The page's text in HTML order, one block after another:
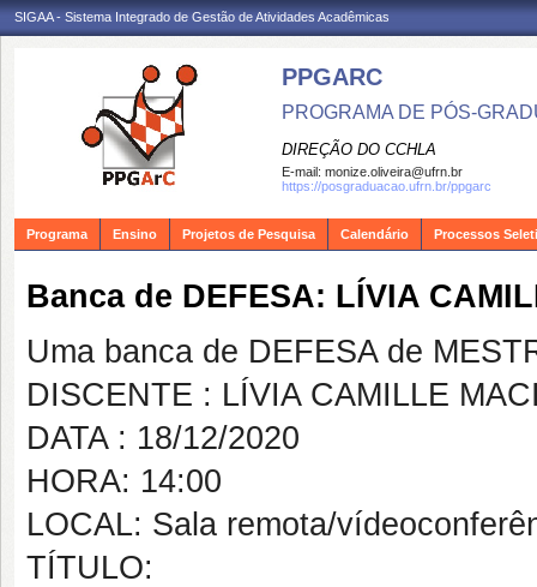
SIGAA - Sistema Integrado de Gestão de Atividades Acadêmicas
PPGARC
PROGRAMA DE PÓS-
DIREÇÃO DO CCHLA
E-mail: monize.oliveira@ufrn.br
https://posgraduacao.ufrn.br/ppgarc
Programa Ensino Projetos de Pesquisa Calendário Processos
Banca de DEFESA: LÍVIA
Uma banca de DEFESA de
DISCENTE : LÍVIA CAMILLE
DATA : 18/12/2020
HORA: 14:00
LOCAL: Sala remota/
TÍTULO: